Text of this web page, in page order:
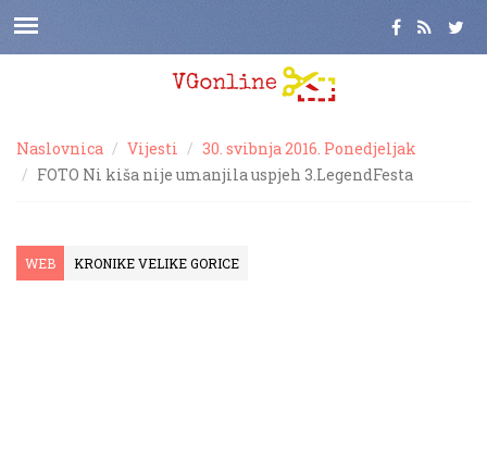
Naslovnica Vijesti
30. svibnja 2016. Ponedjeljak
FOTO Ni kiša nije umanjila uspjeh 3.LegendFesta
WEB KRONIKE VELIKE GORICE